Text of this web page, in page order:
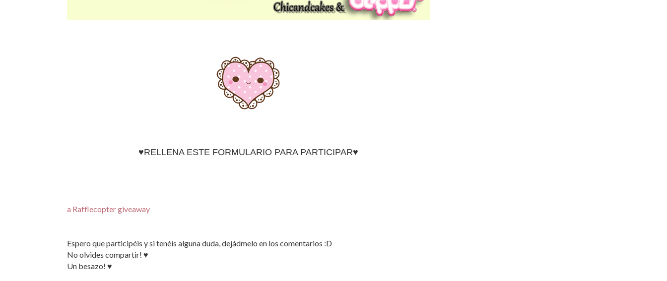
♥RELLENA ESTE FORMULARIO PARA PARTICIPAR♥
a Rafflecopter giveaway
Espero que participéis y si tenéis alguna duda, dejádmelo en los comentarios :D
No olvides compartir! ♥
Un besazo! ♥